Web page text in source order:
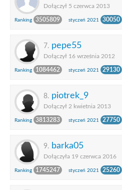
Dołączył 5 czerwca 2013
Ranking 3505809 styczeń 2021 30050
7. pepe55
Dołączył 16 września 2012
Ranking 1084462 styczeń 2021 29130
8. piotrek_9
Dołączył 2 kwietnia 2013
Ranking 3813283 styczeń 2021 27750
9. barka05
Dołączyła 19 czerwca 2016
Ranking 1745247 styczeń 2021 25260